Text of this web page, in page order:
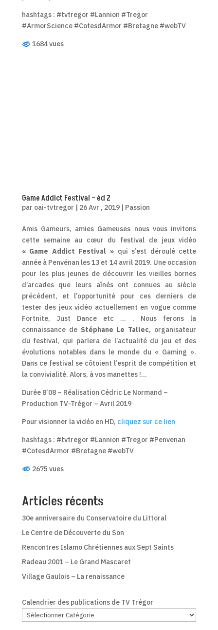
hashtags : #tvtregor #Lannion #Tregor
#ArmorScience #CotesdArmor #Bretagne #webTV
1684 vues
Game Addict Festival – éd 2
par oai-tvtregor | 26 Avr , 2019| Passion
Amis Gameurs, amies Gameuses nous vous invitons
cette semaine au cœur du festival de jeux vidéo
« Game Addict Festival » qui s’est déroulé cette
année à Penvénan les 13 et 14 avril 2019. Une occasion
pour les plus jeunes de découvrir les vieilles bornes
d’arcades que leurs aînés ont connues au siècle
précédent, et l’opportunité pour ces derniers de
tester des jeux vidéo actuellement en vogue comme
Fortnite, Just Dance etc … . Nous ferons la
connaissance de Stéphane Le Tallec, organisateur
du festival, qui parlera de l’actualité du jeu et des
évolutions notables dans le monde du « Gaming ».
Dans ce festival se côtoient l’esprit de compétition et
la convivialité. Alors, à vos manettes !…
Durée 8’08 – Réalisation Cédric Le Normand –
Production TV-Trégor – Avril 2019
Pour visionner la vidéo en HD, cliquez sur ce lien
hashtags : #tvtregor #Lannion #Tregor #Penvenan
#CotesdArmor #Bretagne #webTV
2675 vues
Articles récents
30e anniversaire du Conservatoire du Littoral
Le Centre de Découverte du Son
Rencontres Islamo Chrétiennes aux Sept Saints
Radeau 2001 – Le Grand Mascaret
Village Gaulois – La renaissance
Calendrier des publications de TV Trégor